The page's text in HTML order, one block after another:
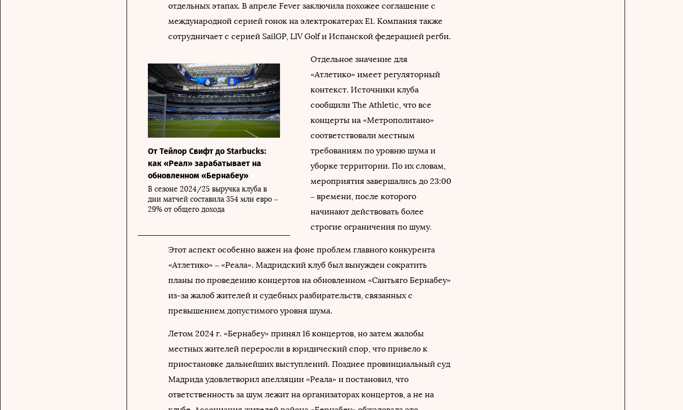
отдельных этапах. В апреле Fever заключила похожее соглашение с
международной серией гонок на электрокатерах E1. Компания также
сотрудничает с серией SailGP, LIV Golf и Испанской федерацией регби.
От Тейлор Свифт до Starbucks:
как «Реал» зарабатывает на
обновленном «Бернабеу»
В сезоне 2024/25 выручка клуба в
дни матчей составила 354 млн евро –
29% от общего дохода
Отдельное значение для
«Атлетико» имеет регуляторный
контекст. Источники клуба
сообщили The Athletic, что все
концерты на «Метрополитано»
соответствовали местным
требованиям по уровню шума и
уборке территории. По их словам,
мероприятия завершались до 23:00
– времени, после которого
начинают действовать более
строгие ограничения по шуму.
Этот аспект особенно важен на фоне проблем главного конкурента
«Атлетико» – «Реала». Мадридский клуб был вынужден сократить
планы по проведению концертов на обновленном «Сантьяго Бернабеу»
из-за жалоб жителей и судебных разбирательств, связанных с
превышением допустимого уровня шума.
Летом 2024 г. «Бернабеу» принял 16 концертов, но затем жалобы
местных жителей переросли в юридический спор, что привело к
приостановке дальнейших выступлений. Позднее провинциальный суд
Мадрида удовлетворил апелляции «Реала» и постановил, что
ответственность за шум лежит на организаторах концертов, а не на